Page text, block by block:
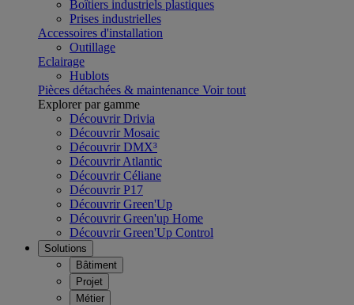
Boîtiers industriels plastiques
Prises industrielles
Accessoires d'installation
Outillage
Eclairage
Hublots
Pièces détachées & maintenance Voir tout
Explorer par gamme
Découvrir Drivia
Découvrir Mosaic
Découvrir DMX³
Découvrir Atlantic
Découvrir Céliane
Découvrir P17
Découvrir Green'Up
Découvrir Green'up Home
Découvrir Green'Up Control
Solutions
Bâtiment
Projet
Métier